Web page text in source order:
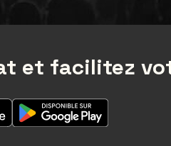
et facilitez